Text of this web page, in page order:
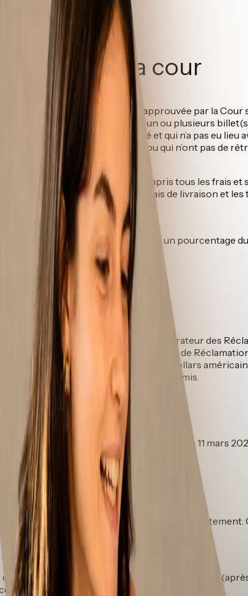
par la cour
Règlement
»), laquelle a été approuvée par la
du Québec (i) qui ont acheté un ou plusieurs
été reporté ou reprogrammé et qui n’a pas eu lieu
à obtenir une rétrofacturation ou qui n’ont pas de
des billets d’événements y compris tous les frais et
base, les frais de service, les frais de livraison et les
OU
d’aide aux actions collectives un pourcentage
sur le site Web de l’Administrateur des
au plus tard à la fin de la Période de
utilisé pour l’achat des billets (en dollars
au crédit. Aucun chèque ne sera émis.
à faire.
21 OCTOBRE 2022 :
un événement devant avoir lieu après le 11 mars
vers le 21 octobre 2022 ?
de Remboursement Transitoire
billets, vous pourriez le recevoir
suit :
avoir lieu après le ou vers le 21 octobre 2022
de réclamation dans ce cas.